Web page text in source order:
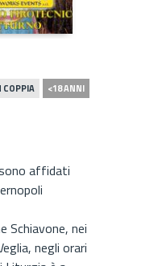
COPPIA
<18 ANNI
affidati
Schiavone, nei
negli orari